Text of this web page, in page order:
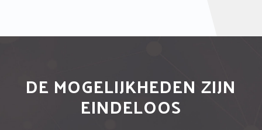
DE MOGELIJKHEDEN ZIJN
EINDELOOS